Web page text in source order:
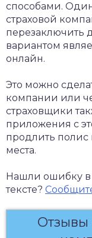
способами.
страховой
перезаключить
вариантом
онлайн.
Это можно
компании или
страховщики
приложения с
продлить
места.
Нашли ошибку в
тексте?
Отзывы